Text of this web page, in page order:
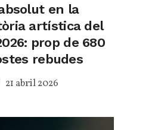
en la
artística del
prop de 680
rebudes
21 abril 2026